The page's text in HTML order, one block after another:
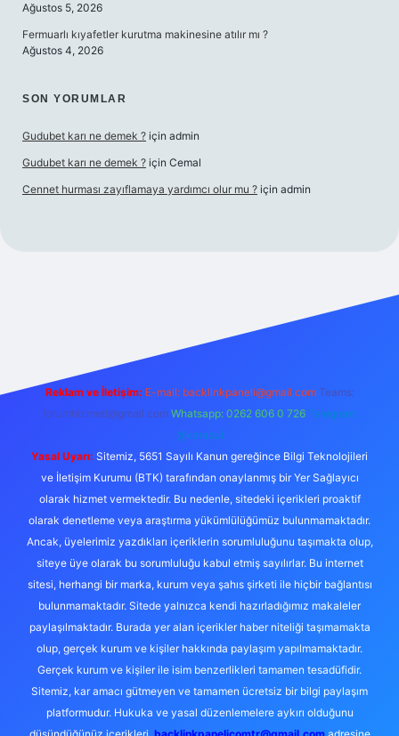
Ağustos 5, 2026
Fermuarlı kıyafetler kurutma makinesine atılır mı ?
Ağustos 4, 2026
SON YORUMLAR
Gudubet karı ne demek ? için admin
Gudubet karı ne demek ? için Cemal
Cennet hurması zayıflamaya yardımcı olur mu ? için admin
Reklam ve İletişim: E-mail: backlinkpaneli@gmail.com Teams:
forumhizmeti@gmail.com Whatsapp: 0262 606 0 726 Telegram:
@karabul
Yasal Uyarı: Sitemiz, 5651 Sayılı Kanun gereğince Bilgi Teknolojileri
ve İletişim Kurumu (BTK) tarafından onaylanmış bir Yer Sağlayıcı
olarak hizmet vermektedir. Bu nedenle, sitedeki içerikleri proaktif
olarak denetleme veya araştırma yükümlülüğümüz bulunmamaktadır.
Ancak, üyelerimiz yazdıkları içeriklerin sorumluluğunu taşımakta olup,
siteye üye olarak bu sorumluluğu kabul etmiş sayılırlar. Bu internet
sitesi, herhangi bir marka, kurum veya şahıs şirketi ile hiçbir bağlantısı
bulunmamaktadır. Sitede yalnızca kendi hazırladığımız makaleler
paylaşılmaktadır. Burada yer alan içerikler haber niteliği taşımamakta
olup, gerçek kurum ve kişiler hakkında paylaşım yapılmamaktadır.
Gerçek kurum ve kişiler ile isim benzerlikleri tamamen tesadüfidir.
Sitemiz, kar amacı gütmeyen ve tamamen ücretsiz bir bilgi paylaşım
platformudur. Hukuka ve yasal düzenlemelere aykırı olduğunu